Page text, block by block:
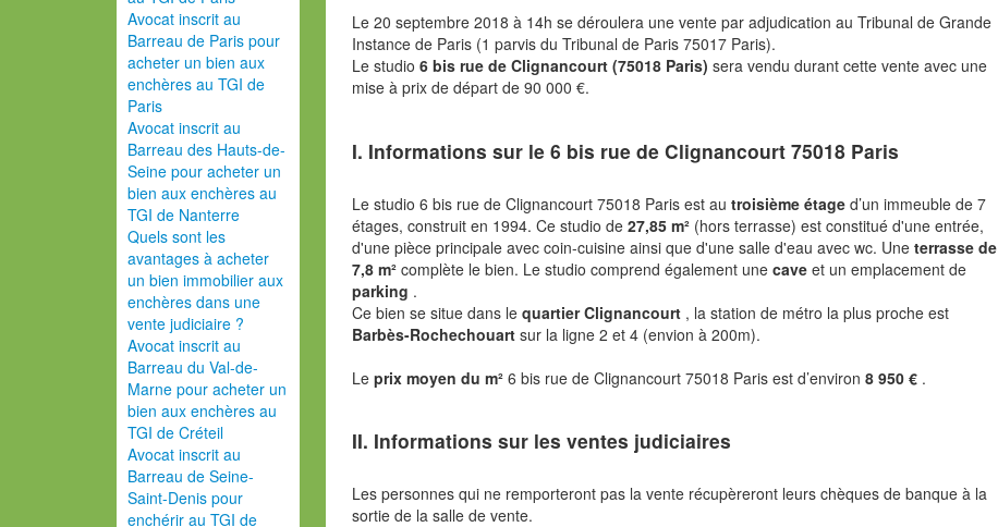
Avocat inscrit au
Barreau de Paris pour
acheter un bien aux
enchères au TGI de
Paris
Avocat inscrit au
Barreau des Hauts-de-
Seine pour acheter un
bien aux enchères au
TGI de Nanterre
Quels sont les
avantages à acheter
un bien immobilier aux
enchères dans une
vente judiciaire ?
Avocat inscrit au
Barreau du Val-de-
Marne pour acheter un
bien aux enchères au
TGI de Créteil
Avocat inscrit au
Barreau de Seine-
Saint-Denis pour
enchérir au TGI de
Le 20 septembre 2018 à 14h se déroulera une vente par adjudication au Tribunal de Grande
Instance de Paris (1 parvis du Tribunal de Paris 75017 Paris).
Le studio6 bis rue de Clignancourt (75018 Paris)sera vendu durant cette vente avec une
mise à prix de départ de 90 000 €.
I. Informations sur le6 bis rue de Clignancourt 75018 Paris
Le studio 6 bis rue de Clignancourt 75018 Paris est autroisième étaged’un immeuble de 7
étages, construit en 1994. Ce studio de27,85 m² (hors terrasse) est constitué d'une entrée,
d'une pièce principale avec coin-cuisine ainsi que d'une salle d'eau avec wc. Uneterrasse de
7,8 m²complète le bien. Le studio comprend également unecaveet un emplacement de
parking .
Ce bien se situe dans lequartier Clignancourt , la station de métro la plus proche est
Barbès-Rochechouartsur la ligne 2 et 4 (envion à 200m).
Leprix moyen du m²6 bis rue de Clignancourt 75018 Paris est d’environ8 950 € .
II. Informations sur les ventes judiciaires
Les personnes qui ne remporteront pas la vente récupèreront leurs chèques de banque à la
sortie de la salle de vente.